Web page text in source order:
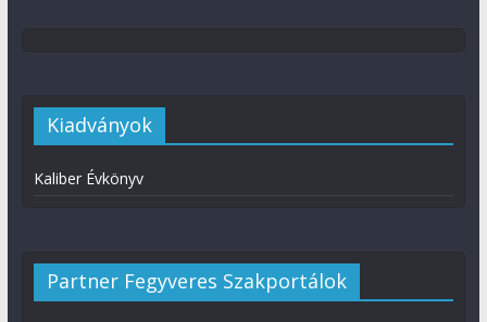
Kiadványok
Kaliber Évkönyv
Partner Fegyveres Szakportálok